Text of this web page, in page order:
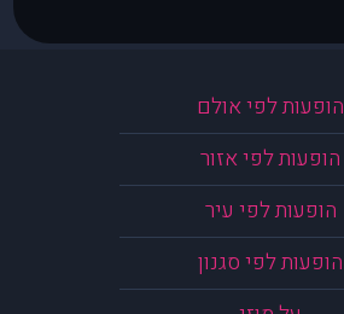
הופעות לפי אולם
הופעות לפי אזור
הופעות לפי עיר
הופעות לפי סגנון